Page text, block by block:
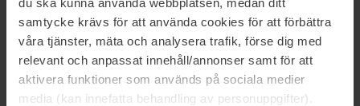
samtycke krävs för att använda cookies för att förbättra
våra tjänster, mäta och analysera trafik, förse dig med
relevant och anpassat innehåll/annonser samt för att
aktivera funktioner som används på sociala medier
media (kan innefatta behandling av personuppgifter).
150 ml
130 kr
30 ml
206 kr
Hickap
High Maintenance Hair Serum
Hickap
Classic Trio Face Set